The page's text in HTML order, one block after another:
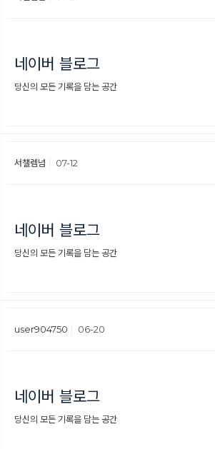
네이버 블로그
당신의 모든 기록을 담는 공간
서챌렘넘 07-12
네이버 블로그
당신의 모든 기록을 담는 공간
user904750 06-20
네이버 블로그
당신의 모든 기록을 담는 공간